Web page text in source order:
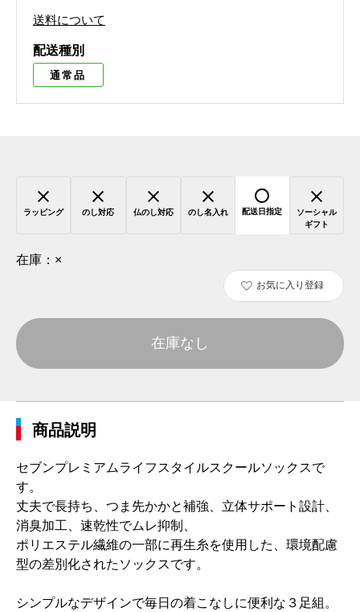
送料について
配送種別
通常品
ラッピング のし対応 仏のし対応 のし名入れ 配送日指定
ソーシャル
ギフト
在庫： ×
お気に入り登録
在庫なし
商品説明
セブンプレミアムライフスタイルスクールソックスで
す。
丈夫で長持ち、つま先かかと補強、立体サポート設計、
消臭加工、速乾性でムレ抑制、
ポリエステル繊維の一部に再生糸を使用した、環境配慮
型の差別化されたソックスです。
シンプルなデザインで毎日の着こなしに便利な３足組。